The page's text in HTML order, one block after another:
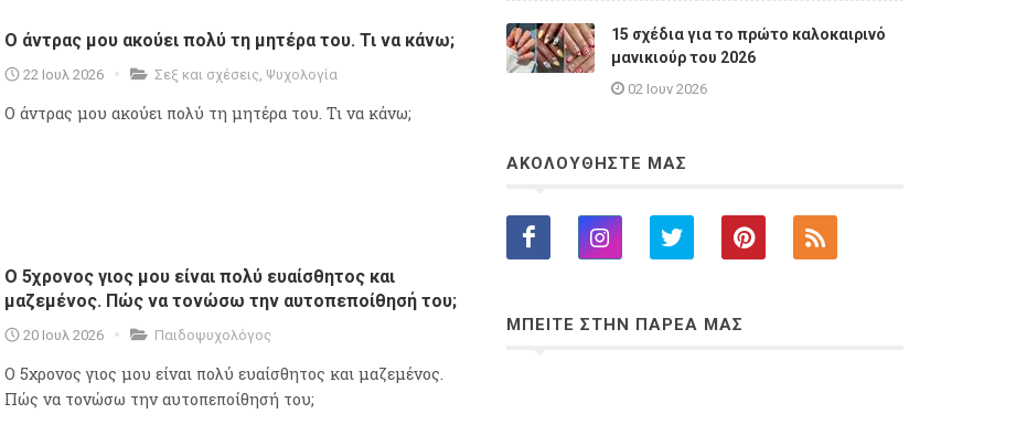
Ο άντρας μου ακούει πολύ τη μητέρα του. Τι να κάνω;
22 Ιουλ 2026 Σεξ και σχέσεις, Ψυχολογία
Ο άντρας μου ακούει πολύ τη μητέρα του. Τι να κάνω;
Ο 5χρονος γιος μου είναι πολύ ευαίσθητος και
μαζεμένος. Πώς να τονώσω την αυτοπεποίθησή του;
20 Ιουλ 2026 Παιδοψυχολόγος
Ο 5χρονος γιος μου είναι πολύ ευαίσθητος και μαζεμένος.
Πώς να τονώσω την αυτοπεποίθησή του;
15 σχέδια για το πρώτο καλοκαιρινό
μανικιούρ του 2026
02 Ιουν 2026
ΑΚΟΛΟΥΘΗΣΤΕ ΜΑΣ
ΜΠΕΙΤΕ ΣΤΗΝ ΠΑΡΕΑ ΜΑΣ